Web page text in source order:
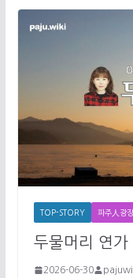
TOP-STORY 파주人광장
두물머리 연가
2026-06-30